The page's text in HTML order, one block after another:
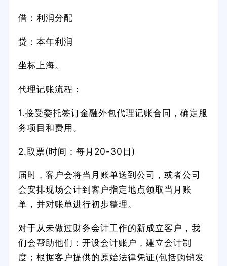
借：利润分配
贷：本年利润
坐标上海。
代理记账流程：
1.接受委托签订金融外包代理记账合同，确定服
务项目和费用。
2.取票(时间：每月20-30日)
届时，客户会将当月账单送到公司，或者公司
会安排现场会计到客户指定地点领取当月账
单，并对账单进行初步整理。
对于从未做过财务会计工作的新成立客户，我
们会帮助他们：开设会计账户，建立会计制
度；根据客户提供的原始法律凭证(包括购销发